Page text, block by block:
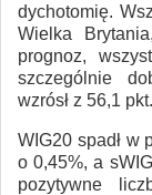
dychotomię.
Wielka
prognoz,
szczególnie
wzrósł z 56,1
WIG20 spadł w
o 0,45%, a
pozytywne